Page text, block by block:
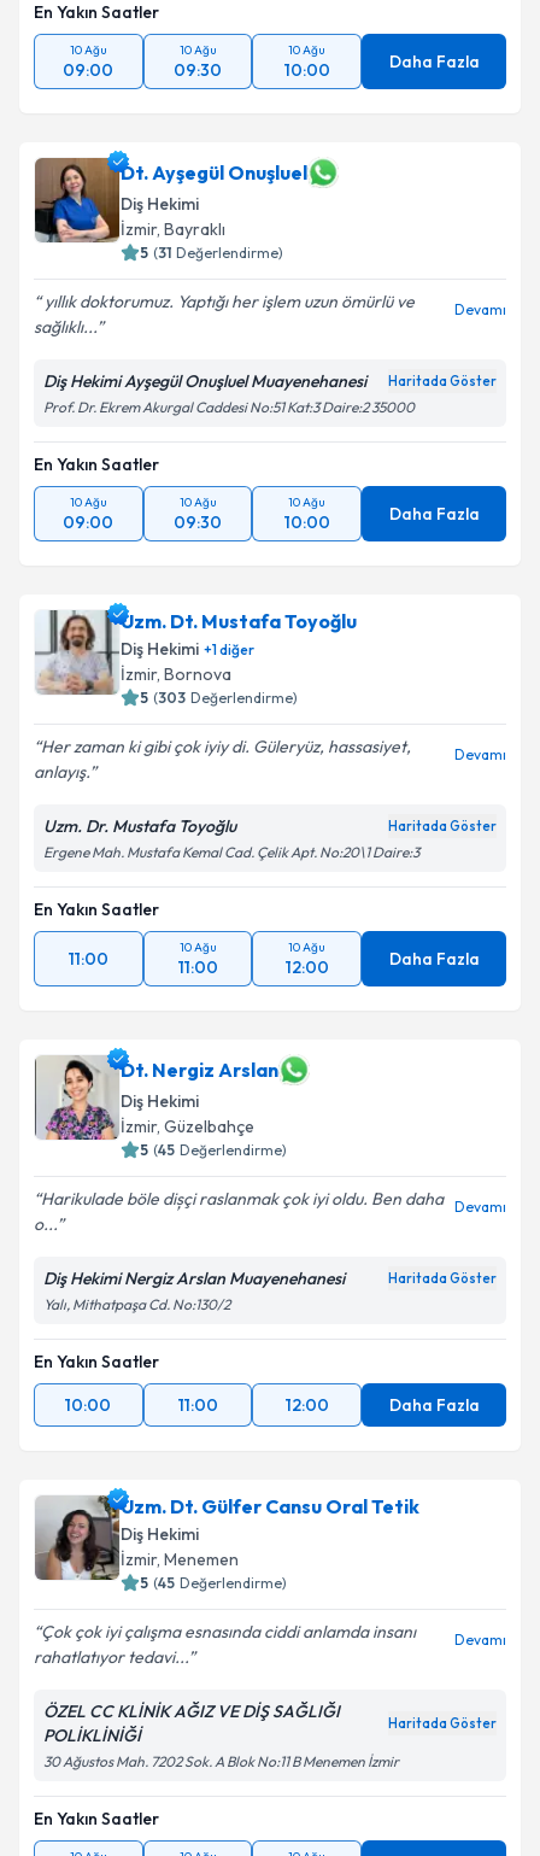
En Yakın Saatler
10 Ağu
09:00
10 Ağu
09:30
10 Ağu
10:00 Daha Fazla
Dt. Ayşegül Onuşluel
Diş Hekimi
İzmir, Bayraklı
5 (31 Değerlendirme)
yıllık doktorumuz. Yaptığı her işlem uzun ömürlü ve
sağlıklı...
Devamı
Diş Hekimi Ayşegül Onuşluel Muayenehanesi Haritada Göster
Prof. Dr. Ekrem Akurgal Caddesi No:51 Kat:3 Daire:2 35000
En Yakın Saatler
10 Ağu
09:00
10 Ağu
09:30
10 Ağu
10:00 Daha Fazla
Uzm. Dt. Mustafa Toyoğlu
Diş Hekimi +1diğer
İzmir, Bornova
5 (303 Değerlendirme)
Her zaman ki gibi çok iyiy di. Güleryüz, hassasiyet,
anlayış.
Devamı
Uzm. Dr. Mustafa Toyoğlu Haritada Göster
Ergene Mah. Mustafa Kemal Cad. Çelik Apt. No:20\1 Daire:3
En Yakın Saatler
11:00
10 Ağu
11:00
10 Ağu
12:00 Daha Fazla
Dt. Nergiz Arslan
Diş Hekimi
İzmir, Güzelbahçe
5 (45 Değerlendirme)
Harikulade böle dișçi raslanmak çok iyi oldu. Ben daha
o...
Devamı
Diş Hekimi Nergiz Arslan Muayenehanesi Haritada Göster
Yalı, Mithatpaşa Cd. No:130/2
En Yakın Saatler
10:00
11:00 12:00 Daha Fazla
Uzm. Dt. Gülfer Cansu Oral Tetik
Diş Hekimi
İzmir, Menemen
5 (45 Değerlendirme)
Çok çok iyi çalışma esnasında ciddi anlamda insanı
rahatlatıyor tedavi...
Devamı
ÖZEL CC KLİNİK AĞIZ VE DİŞ SAĞLIĞI
POLİKLİNİĞİ
Haritada Göster
30 Ağustos Mah. 7202 Sok. A Blok No:11 B Menemen İzmir
En Yakın Saatler